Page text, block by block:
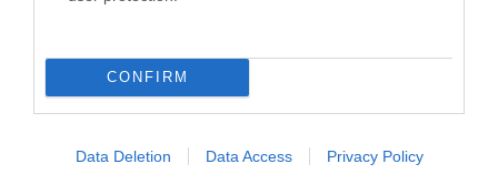
CONFIRM
Data Deletion Data Access Privacy Policy